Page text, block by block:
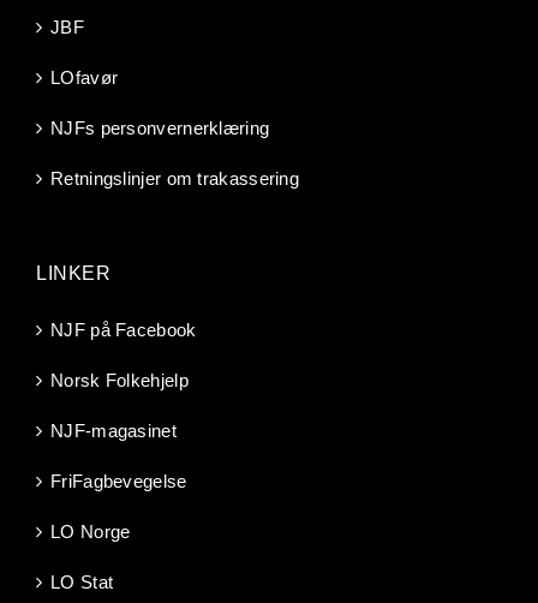
JBF
LOfavør
NJFs personvernerklæring
Retningslinjer om trakassering
LINKER
NJF på Facebook
Norsk Folkehjelp
NJF-magasinet
FriFagbevegelse
LO Norge
LO Stat